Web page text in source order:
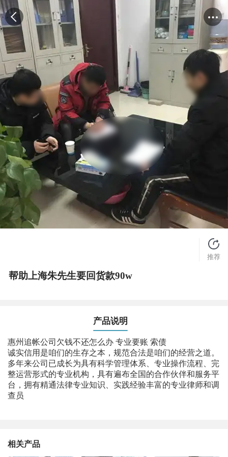
推荐
帮助上海朱先生要回货款90w
产品说明
惠州追帐公司欠钱不还怎么办 专业要账 索债
诚实信用是咱们的生存之本，规范合法是咱们的经营之道。
多年来公司已成长为具有科学管理体系、专业操作流程、完
整运营形式的专业机构，具有遍布全国的合作伙伴和服务平
台，拥有精通法律专业知识、实践经验丰富的专业律师和调
查员
相关产品